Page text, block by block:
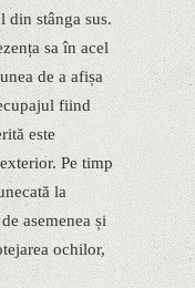
din stânga sus.
sa în acel
de a afișa
fiind
este
Pe timp
la
asemenea și
ochilor,